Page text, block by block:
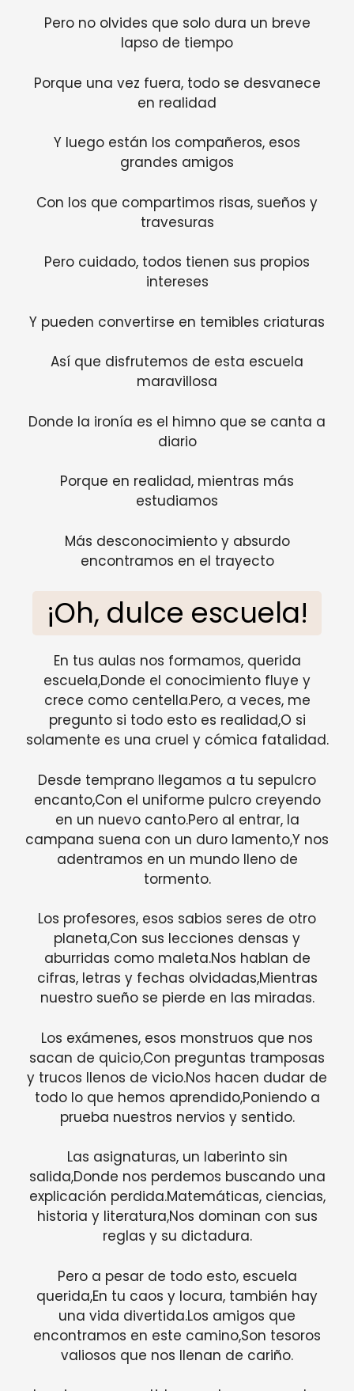
Pero no olvides que solo dura un breve
lapso de tiempo
Porque una vez fuera, todo se desvanece
en realidad
Y luego están los compañeros, esos
grandes amigos
Con los que compartimos risas, sueños y
travesuras
Pero cuidado, todos tienen sus propios
intereses
Y pueden convertirse en temibles criaturas
Así que disfrutemos de esta escuela
maravillosa
Donde la ironía es el himno que se canta a
diario
Porque en realidad, mientras más
estudiamos
Más desconocimiento y absurdo
encontramos en el trayecto
¡Oh, dulce escuela!
En tus aulas nos formamos, querida
escuela,Donde el conocimiento fluye y
crece como centella.Pero, a veces, me
pregunto si todo esto es realidad,O si
solamente es una cruel y cómica fatalidad.
Desde temprano llegamos a tu sepulcro
encanto,Con el uniforme pulcro creyendo
en un nuevo canto.Pero al entrar, la
campana suena con un duro lamento,Y nos
adentramos en un mundo lleno de
tormento.
Los profesores, esos sabios seres de otro
planeta,Con sus lecciones densas y
aburridas como maleta.Nos hablan de
cifras, letras y fechas olvidadas,Mientras
nuestro sueño se pierde en las miradas.
Los exámenes, esos monstruos que nos
sacan de quicio,Con preguntas tramposas
y trucos llenos de vicio.Nos hacen dudar de
todo lo que hemos aprendido,Poniendo a
prueba nuestros nervios y sentido.
Las asignaturas, un laberinto sin
salida,Donde nos perdemos buscando una
explicación perdida.Matemáticas, ciencias,
historia y literatura,Nos dominan con sus
reglas y su dictadura.
Pero a pesar de todo esto, escuela
querida,En tu caos y locura, también hay
una vida divertida.Los amigos que
encontramos en este camino,Son tesoros
valiosos que nos llenan de cariño.